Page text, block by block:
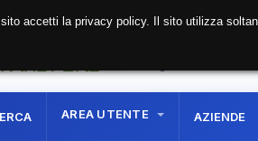
AREA UTENTE AZIENDE
accetti la privacy policy. Il sito utilizza